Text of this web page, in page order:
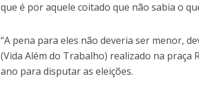
que é por aquele coitado que não sabia o
“A pena para eles não deveria ser menor,
(Vida Além do Trabalho) realizado na praça
ano para disputar as eleições.